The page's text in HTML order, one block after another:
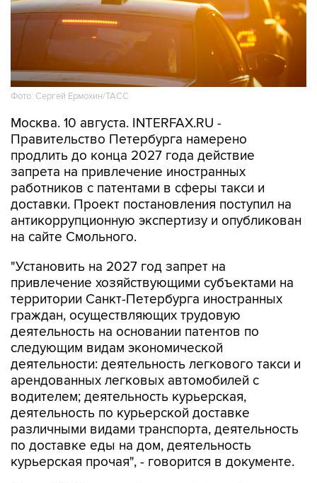
Фото: Сергей Ермохин/ТАСС
Москва. 10 августа. INTERFAX.RU -
Правительство Петербурга намерено
продлить до конца 2027 года действие
запрета на привлечение иностранных
работников с патентами в сферы такси и
доставки. Проект постановления поступил на
антикоррупционную экспертизу и опубликован
на сайте Смольного.
"Установить на 2027 год запрет на
привлечение хозяйствующими субъектами на
территории Санкт-Петербурга иностранных
граждан, осуществляющих трудовую
деятельность на основании патентов по
следующим видам экономической
деятельности: деятельность легкового такси и
арендованных легковых автомобилей с
водителем; деятельность курьерская,
деятельность по курьерской доставке
различными видами транспорта, деятельность
по доставке еды на дом, деятельность
курьерская прочая", - говорится в документе.